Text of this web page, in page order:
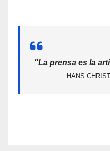
"La prensa es la
HANS